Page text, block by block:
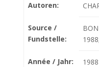
Autoren:
Source /
Fundstelle:
Année / Jahr: 1988